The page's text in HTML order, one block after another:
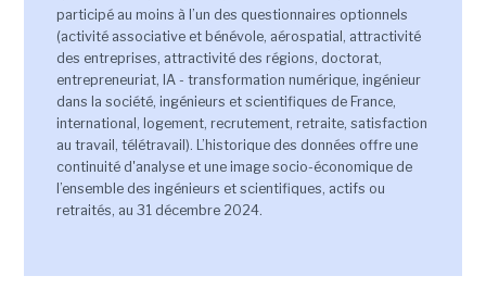
participé au moins à l’un des questionnaires optionnels
(activité associative et bénévole, aérospatial, attractivité
des entreprises, attractivité des régions, doctorat,
entrepreneuriat, IA - transformation numérique, ingénieur
dans la société, ingénieurs et scientifiques de France,
international, logement, recrutement, retraite, satisfaction
au travail, télétravail). L’historique des données offre une
continuité d'analyse et une image socio-économique de
l’ensemble des ingénieurs et scientifiques, actifs ou
retraités, au 31 décembre 2024.